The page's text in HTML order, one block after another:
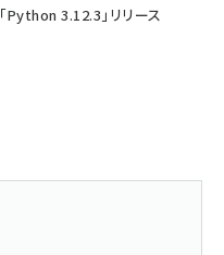
「Python 3.12.3」リリース